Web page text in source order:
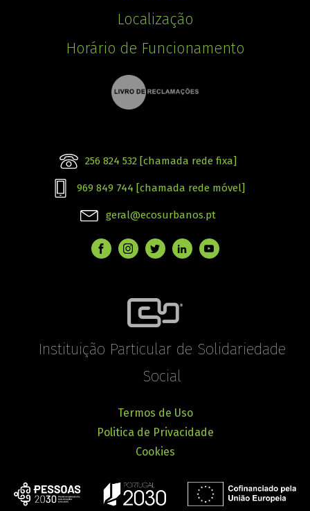
Localização
Horário de Funcionamento
256 824 532 [chamada rede fixa]
969 849 744 [chamada rede móvel]
geral@ecosurbanos.pt
Instituição Particular de Solidariedade
Social
Termos de Uso
Politica de Privacidade
Cookies